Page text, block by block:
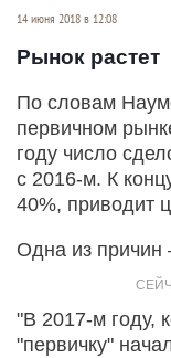
14 июня 2018 в 12:08
Рынок растет
По словам
первичном
году число
с 2016-м. К
40%, приводит
Одна из
"В 2017-м году,
"первичку"